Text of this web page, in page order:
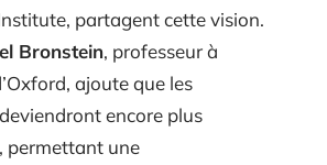
partagent cette vision.
Bronstein, professeur à
ajoute que les
encore plus
permettant une